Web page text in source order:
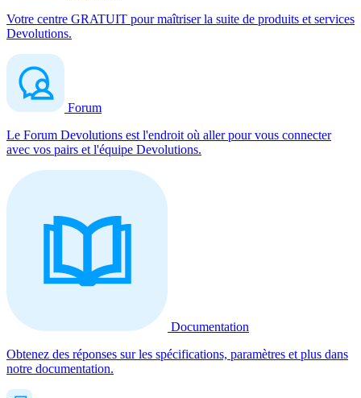
Votre centre GRATUIT pour maîtriser la suite de produits et services
Devolutions.
Forum
Le Forum Devolutions est l'endroit où aller pour vous connecter
avec vos pairs et l'équipe Devolutions.
Documentation
Obtenez des réponses sur les spécifications, paramètres et plus dans
notre documentation.